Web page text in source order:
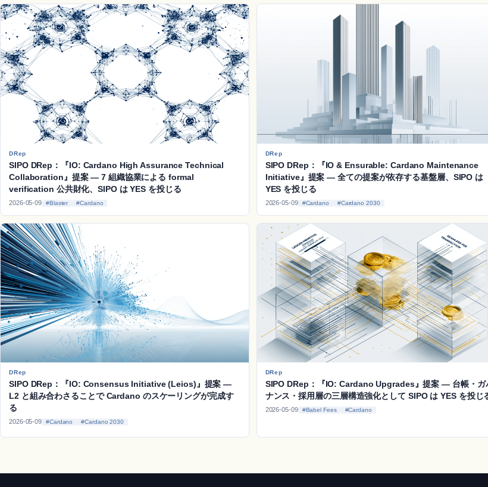
DRep
SIPO DRep：『IO: Cardano High Assurance Technical
Collaboration』提案 ― 7 組織協業による formal
verification 公共財化、SIPO は YES を投じる
2026-05-09 #Blaster #Cardano
DRep
SIPO DRep：『IO & Ensurable: Cardano Maintenance
Initiative』提案 ― 全ての提案が依存する基盤層、SIPO は
YES を投じる
2026-05-09 #Cardano #Cardano 2030
DRep
SIPO DRep：『IO: Consensus Initiative (Leios)』提案 ―
L2 と組み合わさることで Cardano のスケーリングが完成す
る
2026-05-09 #Cardano #Cardano 2030
DRep
SIPO DRep：『IO: Cardano Upgrades』提案 ― 台帳・ガ
ナンス・採用層の三層構造強化として SIPO は YES を投じ
2026-05-09 #Babel Fees #Cardano